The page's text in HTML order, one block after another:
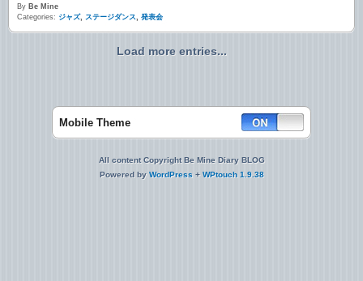
By Be Mine
Categories: ジャズ, ステージダンス, 発表会
Load more entries...
Mobile Theme
All content Copyright Be Mine Diary BLOG
Powered by WordPress + WPtouch 1.9.38